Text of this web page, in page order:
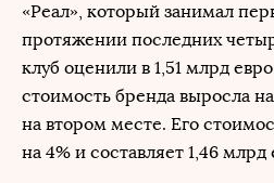
«Реал», который занимал
протяжении последних
клуб оценили в 1,51 млрд
стоимость бренда выросла на
на втором месте. Его
на 4% и составляет 1,46 млрд